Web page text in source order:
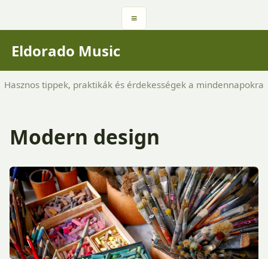
≡
Eldorado Music
Hasznos tippek, praktikák és érdekességek a mindennapokra
Modern design